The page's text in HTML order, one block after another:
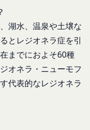
湖水、温泉や土壌な
とレジオネラ症を引
までにおよそ60種
オネラ・ニューモフ
代表的なレジオネラ
きなくなくなる
る際、直接当社
スを提供してい
供した情報を、
す。お客様のサ
交流に関する情
およびその他
用に関する権利
の他の者とを識
ます。